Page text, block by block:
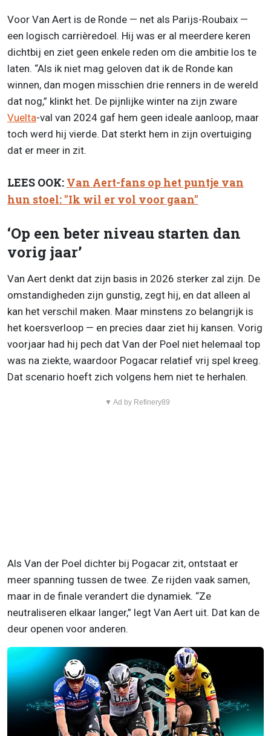
Voor Van Aert is de Ronde — net als Parijs-Roubaix —
een logisch carrièredoel. Hij was er al meerdere keren
dichtbij en ziet geen enkele reden om die ambitie los te
laten. “Als ik niet mag geloven dat ik de Ronde kan
winnen, dan mogen misschien drie renners in de wereld
dat nog,” klinkt het. De pijnlijke winter na zijn zware
Vuelta-val van 2024 gaf hem geen ideale aanloop, maar
toch werd hij vierde. Dat sterkt hem in zijn overtuiging
dat er meer in zit.
LEES OOK: Van Aert-fans op het puntje van
hun stoel: "Ik wil er vol voor gaan"
‘Op een beter niveau starten dan
vorig jaar’
Van Aert denkt dat zijn basis in 2026 sterker zal zijn. De
omstandigheden zijn gunstig, zegt hij, en dat alleen al
kan het verschil maken. Maar minstens zo belangrijk is
het koersverloop — en precies daar ziet hij kansen. Vorig
voorjaar had hij pech dat Van der Poel niet helemaal top
was na ziekte, waardoor Pogacar relatief vrij spel kreeg.
Dat scenario hoeft zich volgens hem niet te herhalen.
▼ Ad by Refinery89
Als Van der Poel dichter bij Pogacar zit, ontstaat er
meer spanning tussen de twee. Ze rijden vaak samen,
maar in de finale verandert die dynamiek. “Ze
neutraliseren elkaar langer,” legt Van Aert uit. Dat kan de
deur openen voor anderen.